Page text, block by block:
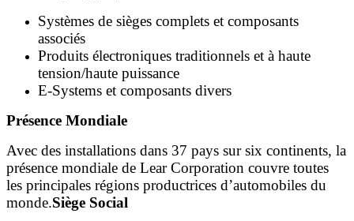
Systèmes de sièges complets et composants
associés
Produits électroniques traditionnels et à haute
tension/haute puissance
E-Systems et composants divers
Présence Mondiale
Avec des installations dans 37 pays sur six continents, la
présence mondiale de Lear Corporation couvre toutes
les principales régions productrices d’automobiles du
monde.Siège Social